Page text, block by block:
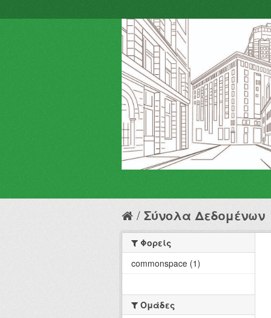
Σύνολα Δεδομένων
Φορείς
commonspace (1)
Ομάδες